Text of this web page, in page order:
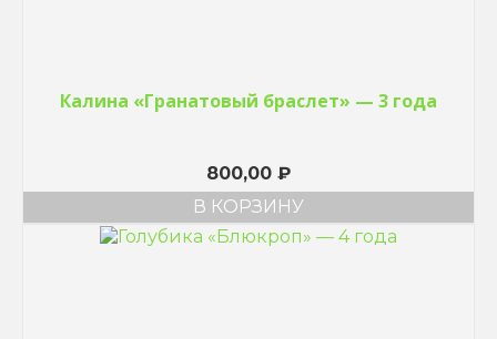
Калина «Гранатовый браслет» — 3 года
800,00 ₽
В КОРЗИНУ